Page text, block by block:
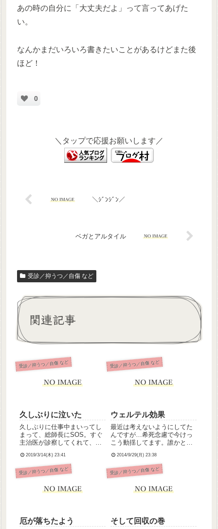
あの時の自分に「大丈夫だよ」って言ってあげた
い。
なんかまだいろいろ書きたいことがあるけどまた後
ほど！
0
＼タップで応援お願いします／
＼ｼﾞﾝｼﾞﾝ／
ベガとアルタイル
受診／抑うつ／自傷 など
関連記事
受診／抑うつ／自傷 など
久しぶりに泣いた
久しぶりに仕事中まいってし
まって、総師長にSOS。すぐ
主治医が診察してくれて、早
原因はおそらく月曜日からの
疲労とストレスの蓄積だと思
う。ほんと自分弱いなって思
まって。いつまでも甘えては
2019/3/14(木) 23:41
受診／抑うつ／自傷 など
ウェルテル効果
最近は考えないようにしてた
んですが…希死念慮で今けっ
こう動揺してます。誰かと話
んですが、なかなかそうもい
かず、この場でちょっと呟い
た次第。大丈夫、ちゃんと息
2014/9/29(月) 23:38
受診／抑うつ／自傷 など
厄が落ちたよう
受診／抑うつ／自傷 など
そして回収の巻